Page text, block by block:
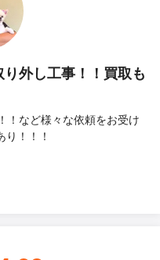
外し工事！！買取も
など様々な依頼をお受け
！！！